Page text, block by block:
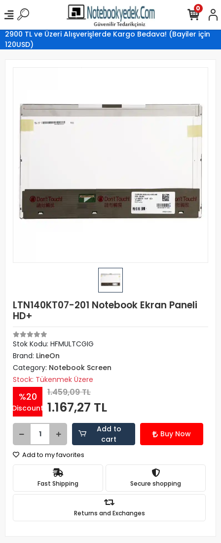
2900 TL ve Üzeri Alışverişlerde Kargo Bedava! (Bayiler için
120USD)
0
LTN140KT07-201 Notebook Ekran Paneli
HD+
Stok Kodu: HFMULTCGIG
Brand: LineOn
Category: Notebook Screen
Stock: Tükenmek Üzere
%20
Discount
1.459,09 TL
1.167,27 TL
Add to
cart
Buy Now
Add to my favorites
Fast Shipping Secure shopping
Returns and Exchanges